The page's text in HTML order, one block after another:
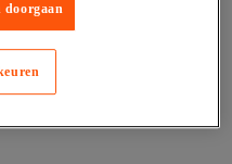
doorgaan